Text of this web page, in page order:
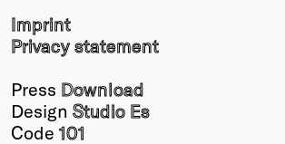
Imprint
Privacy statement
Press Download
Design Studio Es
Code 101